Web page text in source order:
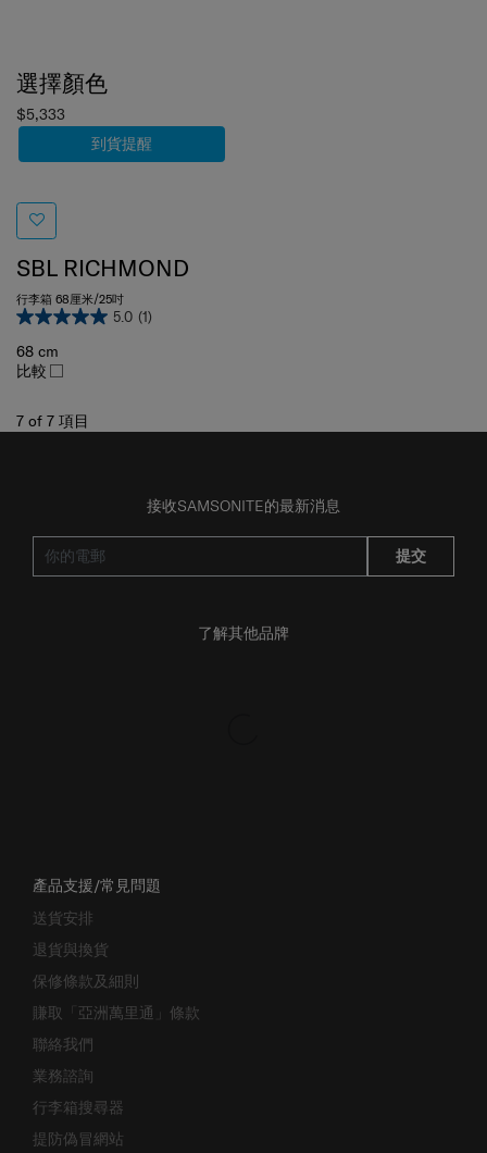
$5,333
到貨提醒
SBL RICHMOND
行李箱 68厘米/25吋
5.0
68 cm
比較
提交
送貨安排
退貨與換貨
保修條款及細則
賺取「亞洲萬里通」條款
聯絡我們
業務諮詢
行李箱搜尋器
提防偽冒網站